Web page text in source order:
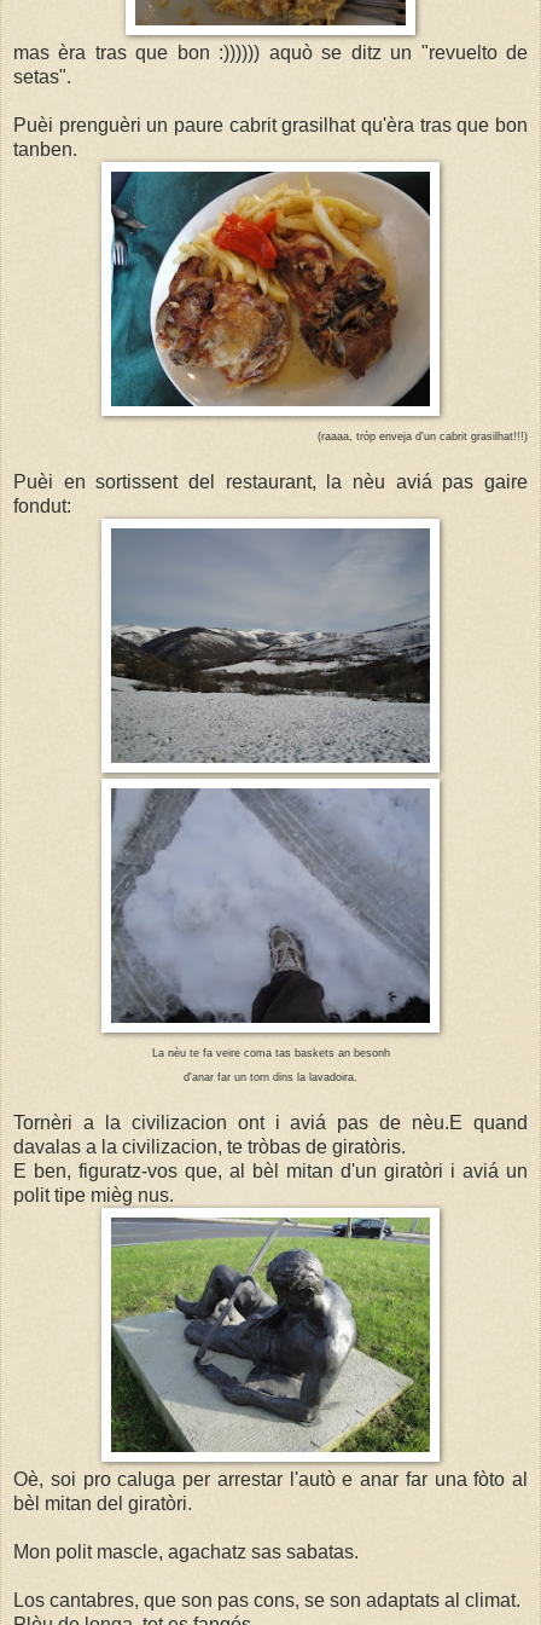
mas èra tras que bon :)))))) aquò se ditz un "revuelto de
setas".
Puèi prenguèri un paure cabrit grasilhat qu'èra tras que bon
tanben.
(raaaa, tròp enveja d'un cabrit grasilhat!!!)
Puèi en sortissent del restaurant, la nèu aviá pas gaire
fondut:
La nèu te fa veire coma tas baskets an besonh
d'anar far un torn dins la lavadoira.
Tornèri a la civilizacion ont i aviá pas de nèu.E quand
davalas a la civilizacion, te tròbas de giratòris.
E ben, figuratz-vos que, al bèl mitan d'un giratòri i aviá un
polit tipe mièg nus.
Oè, soi pro caluga per arrestar l'autò e anar far una fòto al
bèl mitan del giratòri.
Mon polit mascle, agachatz sas sabatas.
Los cantabres, que son pas cons, se son adaptats al climat.